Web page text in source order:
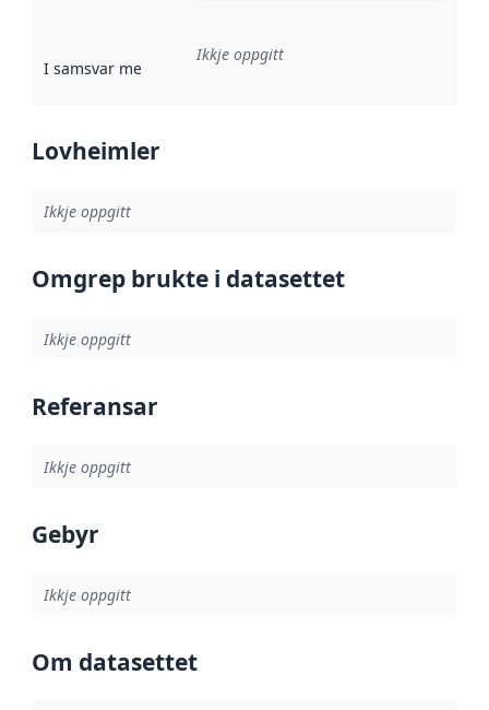
I samsvar med Referanse til ei implementeringsregel eller
Ikkje oppgitt
Lovheimler
Ikkje oppgitt
Omgrep brukte i datasettet
Ikkje oppgitt
Referansar
Ikkje oppgitt
Gebyr
Ikkje oppgitt
Om datasettet